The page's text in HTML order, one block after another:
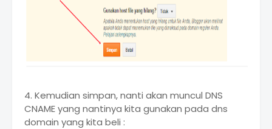
4. Kemudian simpan, nanti akan muncul DNS
CNAME yang nantinya kita gunakan pada dns
domain yang kita beli :